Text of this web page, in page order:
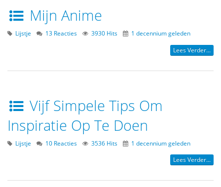
Mijn Anime
Lijstje 13 Reacties 3930 Hits 1 decennium geleden
Lees Verder...
Vijf Simpele Tips Om
Inspiratie Op Te Doen
Lijstje 10 Reacties 3536 Hits 1 decennium geleden
Lees Verder...